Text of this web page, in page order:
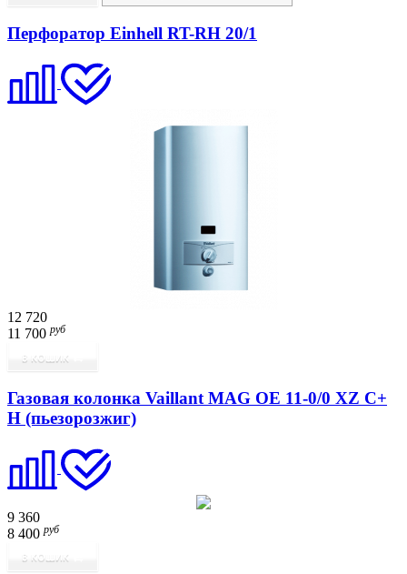
Перфоратор Einhell RT-RH 20/1
12 720
11 700 руб
В КОШИК
Газовая колонка Vaillant MAG OE 11-0/0 XZ C+
H (пьезорозжиг)
9 360
8 400 руб
В КОШИК